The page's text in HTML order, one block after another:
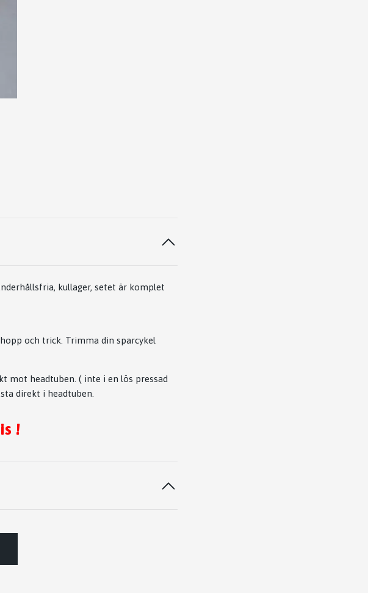
kullager, setet är komplet
och trick. Trimma din sparcykel
mot headtuben. ( inte i en lös pressad
direkt i headtuben.
!